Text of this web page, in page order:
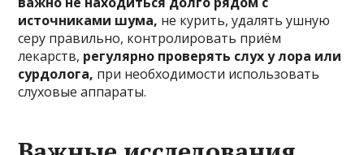
источниками шума, не курить, удалять ушную
серу правильно, контролировать приём
лекарств, регулярно проверять слух у лора или
сурдолога, при необходимости использовать
слуховые аппараты.